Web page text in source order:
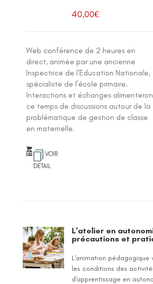
40,00€
Web conférence de 2 heures en
direct, animée par une ancienne
Inspectrice de l'Education Nationale,
spécialiste de l’école primaire.
Interactions et échanges
ce temps de discussions autour de la
problématique de gestion de classe
en maternelle.
VOIR
DETAIL
L’atelier en
précautions et
L'animation pédagogique
les conditions des
d'apprentissage en